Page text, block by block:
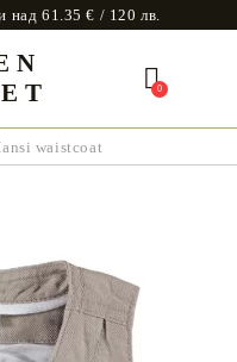
над 61.35 € / 120 лв.
0
waistcoat